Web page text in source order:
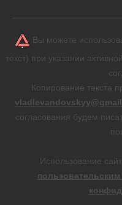
Вы можете
текст) при указании
Копирование текста
согласования будем
Использование